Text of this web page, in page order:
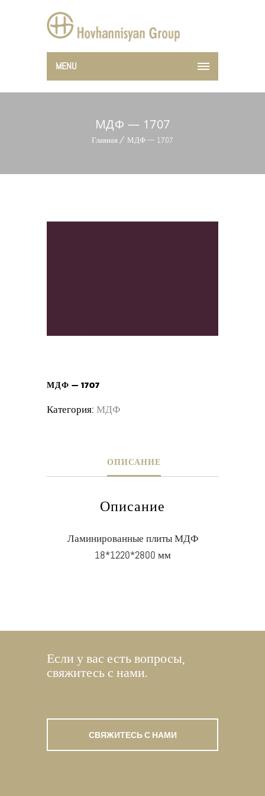
MENU
МДФ — 1707
Главная МДФ — 1707
МДФ — 1707
Категория: МДФ
ОПИСАНИЕ
Описание
Ламинированные плиты МДФ
18*1220*2800 мм
Если у вас есть вопросы,
свяжитесь с нами.
СВЯЖИТЕСЬ С НАМИ